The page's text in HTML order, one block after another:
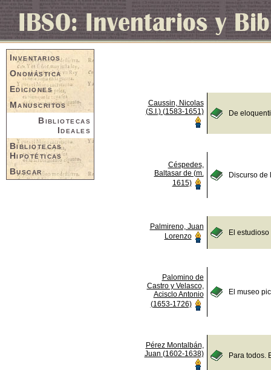
Inventarios
Onomástica
Ediciones
Manuscritos
Bibliotecas
Ideales
Bibliotecas
Hipotéticas
Buscar
Caussin, Nicolas
(S.I.) (1583-1651)
De
Céspedes,
Baltasar de (m.
1615)
Discurso de
Palmireno, Juan
Lorenzo
El
Palomino de
Castro y Velasco,
Acisclo Antonio
(1653-1726)
El museo
Pérez Montalbán,
Juan (1602-1638)
Para todos.